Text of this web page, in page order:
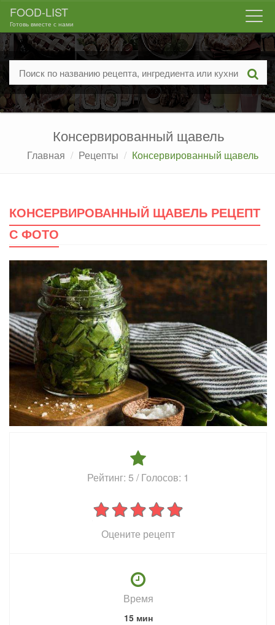
FOOD-LIST
Готовь вместе с нами
Консервированный щавель
Главная Рецепты Консервированный щавель
КОНСЕРВИРОВАННЫЙ ЩАВЕЛЬ РЕЦЕПТ
С ФОТО
Рейтинг: 5 / Голосов: 1
Оцените рецепт
Время
15 мин